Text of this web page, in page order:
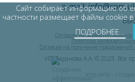
e-mail:
Согласие на обработку
Политика
Согласие на получение предложений
ИП Баранова А.А. © 2025. Все
Inquarta -
Сайт собирает информацию об
частности размещает файлы cookie
ПОДРОБНЕЕ…